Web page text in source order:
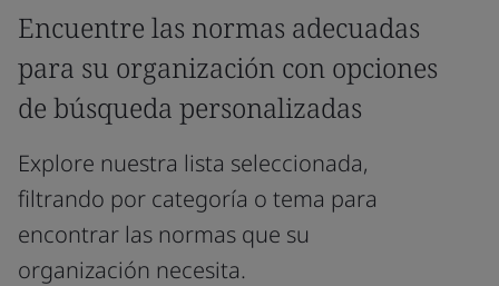
Encuentre las normas adecuadas
para su organización con opciones
de búsqueda personalizadas
Explore nuestra lista seleccionada,
filtrando por categoría o tema para
encontrar las normas que su
organización necesita.